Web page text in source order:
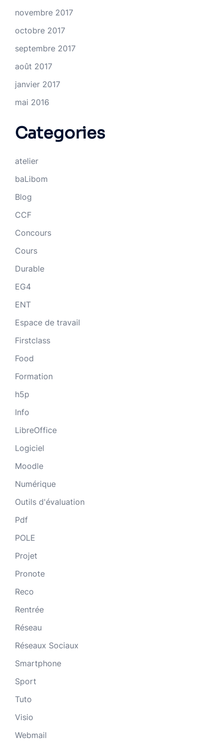
novembre 2017
octobre 2017
septembre 2017
août 2017
janvier 2017
mai 2016
Categories
atelier
baLibom
Blog
CCF
Concours
Cours
Durable
EG4
ENT
Espace de travail
Firstclass
Food
Formation
h5p
Info
LibreOffice
Logiciel
Moodle
Numérique
Outils d'évaluation
Pdf
POLE
Projet
Pronote
Reco
Rentrée
Réseau
Réseaux Sociaux
Smartphone
Sport
Tuto
Visio
Webmail